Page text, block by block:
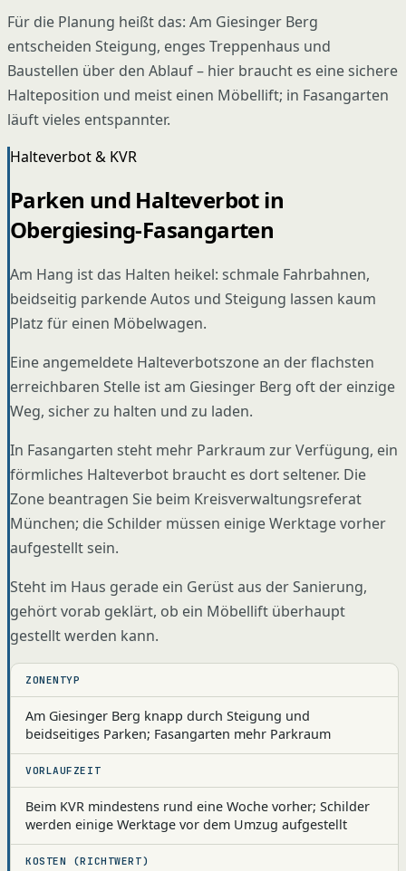
Für die Planung heißt das: Am Giesinger Berg
entscheiden Steigung, enges Treppenhaus und
Baustellen über den Ablauf – hier braucht es eine sichere
Halteposition und meist einen Möbellift; in Fasangarten
läuft vieles entspannter.
Halteverbot & KVR
Parken und Halteverbot in
Obergiesing-Fasangarten
Am Hang ist das Halten heikel: schmale Fahrbahnen,
beidseitig parkende Autos und Steigung lassen kaum
Platz für einen Möbelwagen.
Eine angemeldete Halteverbotszone an der flachsten
erreichbaren Stelle ist am Giesinger Berg oft der einzige
Weg, sicher zu halten und zu laden.
In Fasangarten steht mehr Parkraum zur Verfügung, ein
förmliches Halteverbot braucht es dort seltener. Die
Zone beantragen Sie beim Kreisverwaltungsreferat
München; die Schilder müssen einige Werktage vorher
aufgestellt sein.
Steht im Haus gerade ein Gerüst aus der Sanierung,
gehört vorab geklärt, ob ein Möbellift überhaupt
gestellt werden kann.
ZONENTYP
Am Giesinger Berg knapp durch Steigung und
beidseitiges Parken; Fasangarten mehr Parkraum
VORLAUFZEIT
Beim KVR mindestens rund eine Woche vorher; Schilder
werden einige Werktage vor dem Umzug aufgestellt
KOSTEN (RICHTWERT)